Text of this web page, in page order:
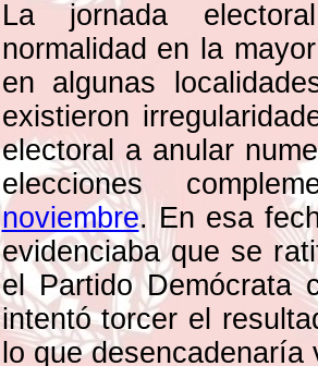
La jornada
normalidad en la
en algunas
existieron
electoral a anular
elecciones
noviembre. En esa
evidenciaba que se
el Partido Demócrata
intentó torcer el
lo que